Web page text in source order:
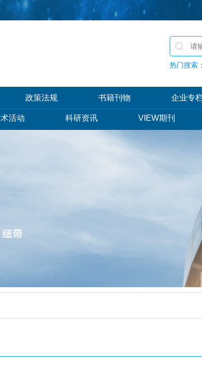
热门搜索：
政策法规 书籍刊物 企业专
活动 科研资讯 VIEW期刊